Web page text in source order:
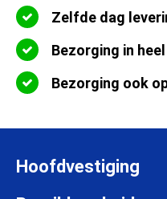
Zelfde dag
Bezorging in
Bezorging ook
Hoofdvestiging